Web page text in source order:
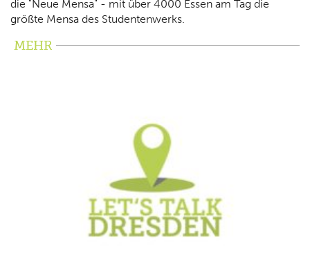
die "Neue Mensa" - mit über 4000 Essen am Tag die
größte Mensa des Studentenwerks.
MEHR